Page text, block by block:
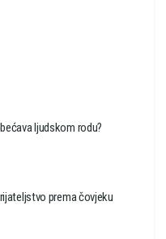
ljudskom rodu?
prema čovjeku